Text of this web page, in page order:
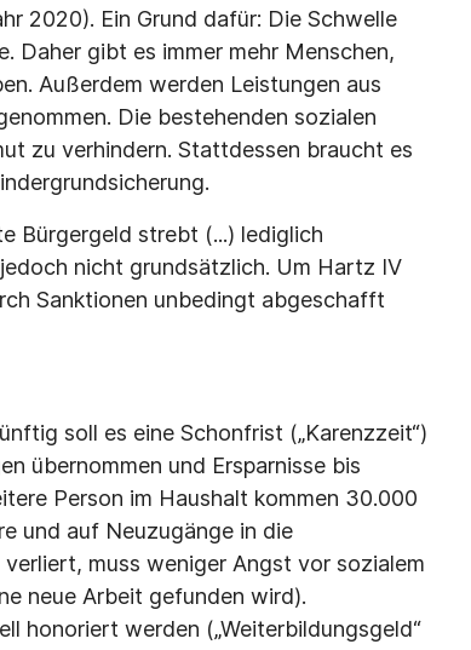
2020). Ein Grund dafür: Die Schwelle
Daher gibt es immer mehr Menschen,
Außerdem werden Leistungen aus
Die bestehenden sozialen
zu verhindern. Stattdessen braucht es
Bürgergeld strebt (...) lediglich
nicht grundsätzlich. Um Hartz IV
Sanktionen unbedingt abgeschafft
soll es eine Schonfrist („Karenzzeit“)
übernommen und Ersparnisse bis
Person im Haushalt kommen 30.000
und auf Neuzugänge in die
muss weniger Angst vor sozialem
neue Arbeit gefunden wird).
honoriert werden („Weiterbildungsgeld“